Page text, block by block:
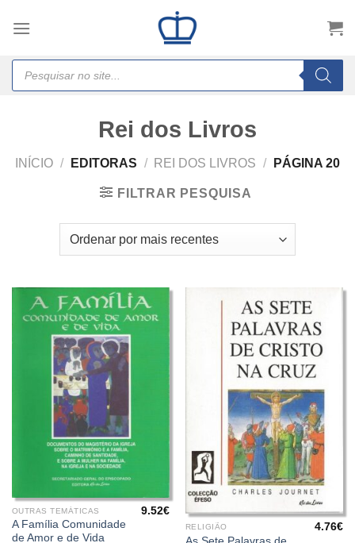
Products
search
Rei dos Livros
INÍCIO / EDITORAS / REI DOS LIVROS / PÁGINA 20
FILTRAR PESQUISA
OUTRAS TEMÁTICAS
A Família Comunidade
de Amor e de Vida
9.52€
RELIGIÃO 4.76€